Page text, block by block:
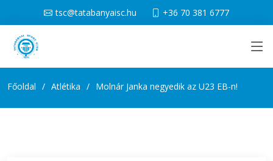
tsc@tatabanyaisc.hu +36 70 381 6777
Főoldal Atlétika Molnár Janka negyedik az U23 EB-n!